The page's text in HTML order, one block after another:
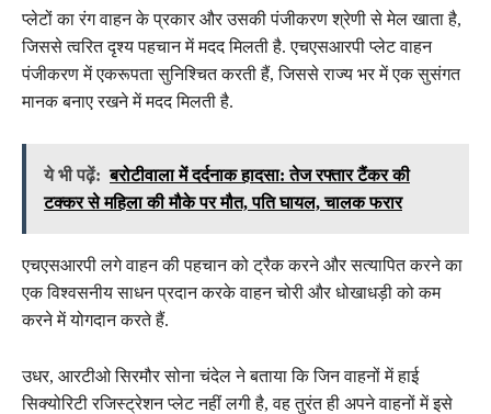
प्लेटों का रंग वाहन के प्रकार और उसकी पंजीकरण श्रेणी से मेल खाता है,
जिससे त्वरित दृश्य पहचान में मदद मिलती है. एचएसआरपी प्लेट वाहन
पंजीकरण में एकरूपता सुनिश्चित करती हैं, जिससे राज्य भर में एक सुसंगत
मानक बनाए रखने में मदद मिलती है.
ये भी पढ़ें: बरोटीवाला में दर्दनाक हादसा: तेज रफ्तार टैंकर की
टक्कर से महिला की मौके पर मौत, पति घायल, चालक फरार
एचएसआरपी लगे वाहन की पहचान को ट्रैक करने और सत्यापित करने का
एक विश्वसनीय साधन प्रदान करके वाहन चोरी और धोखाधड़ी को कम
करने में योगदान करते हैं.
उधर, आरटीओ सिरमौर सोना चंदेल ने बताया कि जिन वाहनों में हाई
सिक्योरिटी रजिस्ट्रेशन प्लेट नहीं लगी है, वह तुरंत ही अपने वाहनों में इसे